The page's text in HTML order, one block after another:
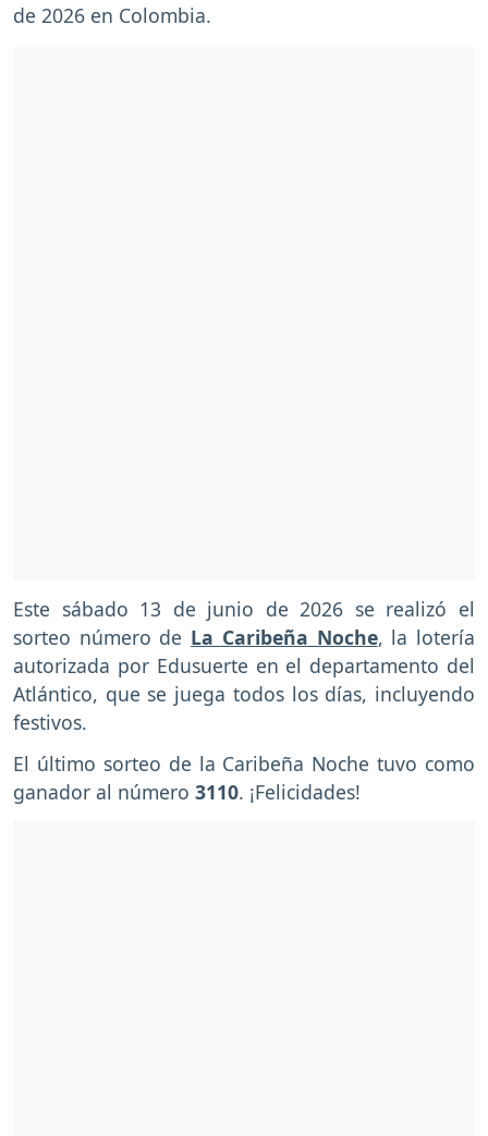
de 2026 en Colombia.
Este sábado 13 de junio de 2026 se realizó el
sorteo número de La Caribeña Noche, la lotería
autorizada por Edusuerte en el departamento del
Atlántico, que se juega todos los días, incluyendo
festivos.
El último sorteo de la Caribeña Noche tuvo como
ganador al número 3110. ¡Felicidades!